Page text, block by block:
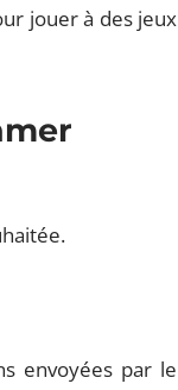
jouer à des jeux
envoyées par le